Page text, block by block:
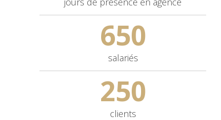
650
salariés
250
clients